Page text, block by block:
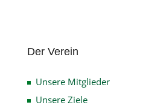
Der Verein
Unsere Mitglieder
Unsere Ziele